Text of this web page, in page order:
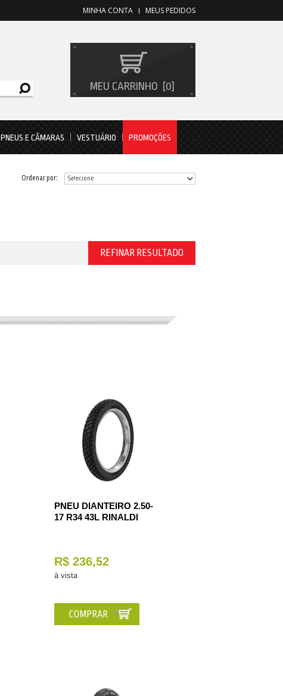
MEUS PEDIDOS
MINHA CONTA
MEU CARRINHO 0
PNEUS E CÂMARAS VESTUÁRIO PROMOÇÕES
REFINAR RESULTADO
Ordenar por:
PNEU DIANTEIRO 2.50-
17 R34 43L RINALDI
R$ 236,52
à vista
COMPRAR